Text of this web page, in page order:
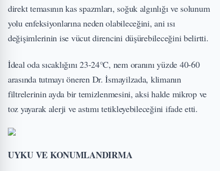
direkt temasının kas spazmları, soğuk algınlığı ve solunum
yolu enfeksiyonlarına neden olabileceğini, ani ısı
değişimlerinin ise vücut direncini düşürebileceğini belirtti.
İdeal oda sıcaklığını 23-24°C, nem oranını yüzde 40-60
arasında tutmayı öneren Dr. İsmayilzada, klimanın
filtrelerinin ayda bir temizlenmesini, aksi halde mikrop ve
toz yayarak alerji ve astımı tetikleyebileceğini ifade etti.
UYKU VE KONUMLANDIRMA